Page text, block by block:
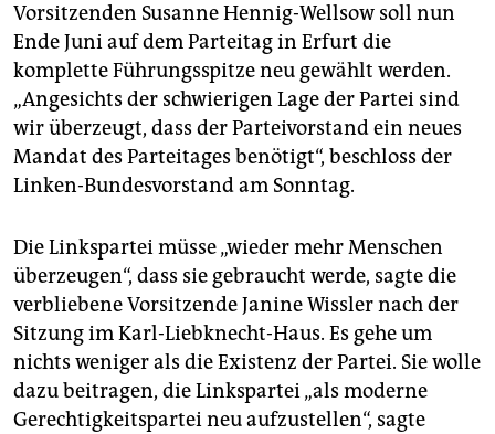
genossenschaft
epaper login
Vorsitzenden Susanne Hennig-Wellsow soll nun
Ende Juni auf dem Parteitag in Erfurt die
komplette Führungsspitze neu gewählt werden.
„Angesichts der schwierigen Lage der Partei sind
wir überzeugt, dass der Parteivorstand ein neues
Mandat des Parteitages benötigt“, beschloss der
Linken-Bundesvorstand am Sonntag.
Die Linkspartei müsse „wieder mehr Menschen
überzeugen“, dass sie gebraucht werde, sagte die
verbliebene Vorsitzende Janine Wissler nach der
Sitzung im Karl-Liebknecht-Haus. Es gehe um
nichts weniger als die Existenz der Partei. Sie wolle
dazu beitragen, die Linkspartei „als moderne
Gerechtigkeitspartei neu aufzustellen“, sagte